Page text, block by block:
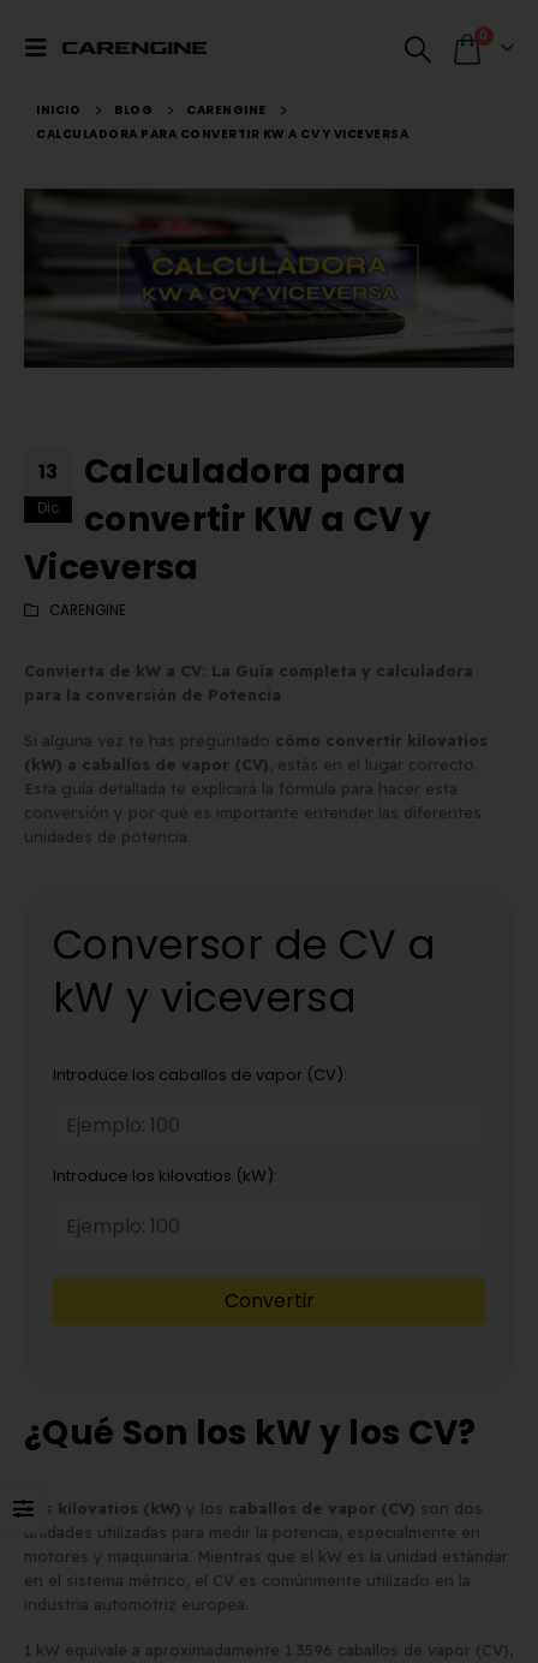
0
INICIO BLOG
CARENGINE
CALCULADORA PARA CONVERTIR KW A CV Y VICEVERSA
13
Dic
Calculadora para
convertir KW a CV y
Viceversa
CARENGINE
Convierta de kW a CV: La Guía completa y calculadora
para la conversión de Potencia
Si alguna vez te has preguntado cómo convertir kilovatios
(kW) a caballos de vapor (CV) , estás en el lugar correcto.
Esta guía detallada te explicará la fórmula para hacer esta
conversión y por qué es importante entender las diferentes
unidades de potencia.
Conversor de CV a
kW y viceversa
Introduce los caballos de vapor (CV):
Introduce los kilovatios (kW):
Convertir
¿Qué Son los kW y los CV?
Los kilovatios (kW) y los caballos de vapor (CV) son dos
unidades utilizadas para medir la potencia, especialmente en
motores y maquinaria. Mientras que el kW es la unidad estándar
en el sistema métrico, el CV es comúnmente utilizado en la
industria automotriz europea.
1 kW equivale a aproximadamente 1.3596 caballos de vapor (CV),
Matrícula Acrílica para
Ciclomotor y Patinete:
mayo de 2026
Matrícula para Patinete
mayo de 2026
Comprar matrículas a
proveedores vs. Instalar
2 de junio de 2026